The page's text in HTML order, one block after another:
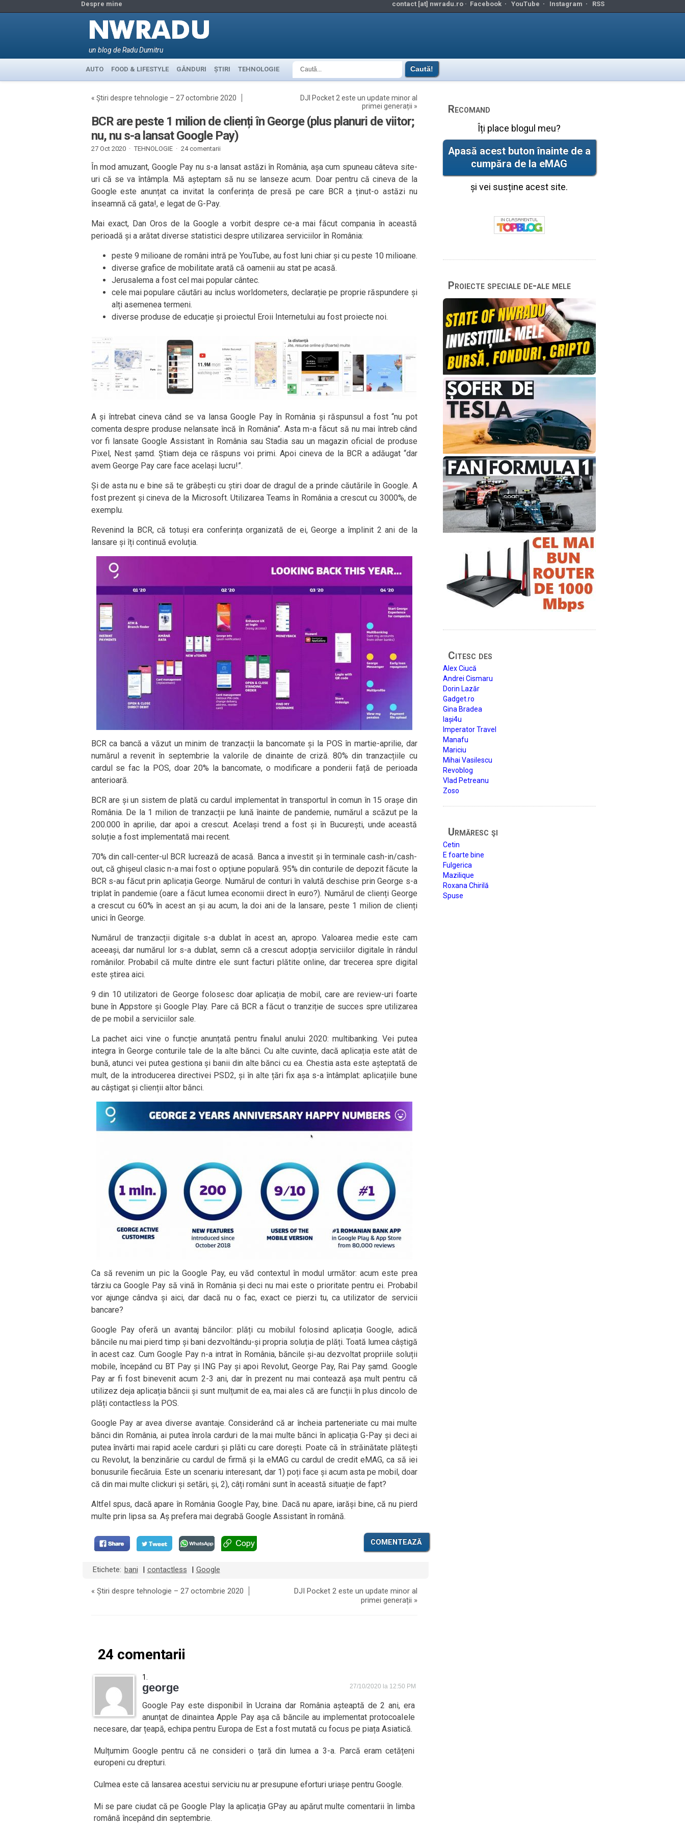
Despre mine contact [at] nwradu.ro · Facebook· YouTube · Instagram · RSS
un blog de Radu Dumitru
AUTO FOOD & LIFESTYLE GÂNDURI ȘTIRI TEHNOLOGIE
« Știri despre tehnologie – 27 octombrie 2020
DJI Pocket 2 este un update minor al
primei generații »
BCR are peste 1 milion de clienți în George (plus planuri de viitor;
nu, nu s-a lansat Google Pay)
27 Oct 2020 · TEHNOLOGIE· 24 comentarii
În mod amuzant, Google Pay nu s-a lansat astăzi în România, așa cum spuneau câteva site-
uri că se va întâmpla. Mă așteptam să nu se lanseze acum. Doar pentru că cineva de la
Google este anunțat ca invitat la conferința de presă pe care BCR a ținut-o astăzi nu
înseamnă că gata!, e legat de G-Pay.
Mai exact, Dan Oros de la Google a vorbit despre ce-a mai făcut compania în această
perioadă și a arătat diverse statistici despre utilizarea serviciilor în România:
peste 9 milioane de români intră pe YouTube, au fost luni chiar și cu peste 10 milioane.
diverse grafice de mobilitate arată că oamenii au stat pe acasă.
Jerusalema a fost cel mai popular cântec.
cele mai populare căutări au inclus worldometers, declarație pe proprie răspundere și
alți asemenea termeni.
diverse produse de educație și proiectul Eroii Internetului au fost proiecte noi.
A și întrebat cineva când se va lansa Google Pay în România și răspunsul a fost “nu pot
comenta despre produse nelansate încă în România”. Asta m-a făcut să nu mai întreb când
vor fi lansate Google Assistant în România sau Stadia sau un magazin oficial de produse
Pixel, Nest șamd. Știam deja ce răspuns voi primi. Apoi cineva de la BCR a adăugat “dar
avem George Pay care face același lucru!”.
Și de asta nu e bine să te grăbești cu știri doar de dragul de a prinde căutările în Google. A
fost prezent și cineva de la Microsoft. Utilizarea Teams în România a crescut cu 3000%, de
exemplu.
Revenind la BCR, că totuși era conferința organizată de ei, George a împlinit 2 ani de la
lansare și îți continuă evoluția.
BCR ca bancă a văzut un minim de tranzacții la bancomate și la POS în martie-aprilie, dar
numărul a revenit în septembrie la valorile de dinainte de criză. 80% din tranzacțiile cu
cardul se fac la POS, doar 20% la bancomate, o modificare a ponderii față de perioada
anterioară.
BCR are și un sistem de plată cu cardul implementat în transportul în comun în 15 orașe din
România. De la 1 milion de tranzacții pe lună înainte de pandemie, numărul a scăzut pe la
200.000 în aprilie, dar apoi a crescut. Același trend a fost și în București, unde această
soluție a fost implementată mai recent.
70% din call-center-ul BCR lucrează de acasă. Banca a investit și în terminale cash-in/cash-
out, că ghișeul clasic n-a mai fost o opțiune populară. 95% din conturile de depozit făcute la
BCR s-au făcut prin aplicația George. Numărul de conturi în valută deschise prin George s-a
triplat în pandemie (oare a făcut lumea economii direct în euro?). Numărul de clienți George
a crescut cu 60% în acest an și au acum, la doi ani de la lansare, peste 1 milion de clienți
unici în George.
Numărul de tranzacții digitale s-a dublat în acest an, apropo. Valoarea medie este cam
aceeași, dar numărul lor s-a dublat, semn că a crescut adopția serviciilor digitale în rândul
românilor. Probabil că multe dintre ele sunt facturi plătite online, dar trecerea spre digital
este știrea aici.
9 din 10 utilizatori de George folosesc doar aplicația de mobil, care are review-uri foarte
bune în Appstore și Google Play. Pare că BCR a făcut o tranziție de succes spre utilizarea
de pe mobil a serviciilor sale.
La pachet aici vine o funcție anunțată pentru finalul anului 2020: multibanking. Vei putea
integra în George conturile tale de la alte bănci. Cu alte cuvinte, dacă aplicația este atât de
bună, atunci vei putea gestiona și banii din alte bănci cu ea. Chestia asta este așteptată de
mult, de la introducerea directivei PSD2, și în alte țări fix așa s-a întâmplat: aplicațiile bune
au câștigat și clienții altor bănci.
Ca să revenim un pic la Google Pay, eu văd contextul în modul următor: acum este prea
târziu ca Google Pay să vină în România și deci nu mai este o prioritate pentru ei. Probabil
vor ajunge cândva și aici, dar dacă nu o fac, exact ce pierzi tu, ca utilizator de servicii
bancare?
Google Pay oferă un avantaj băncilor: plăți cu mobilul folosind aplicația Google, adică
băncile nu mai pierd timp și bani dezvoltându-și propria soluția de plăți. Toată lumea câștigă
în acest caz. Cum Google Pay n-a intrat în România, băncile și-au dezvoltat propriile soluții
mobile, începând cu BT Pay și ING Pay și apoi Revolut, George Pay, Rai Pay șamd. Google
Pay ar fi fost binevenit acum 2-3 ani, dar în prezent nu mai contează așa mult pentru că
utilizez deja aplicația băncii și sunt mulțumit de ea, mai ales că are funcții în plus dincolo de
plăți contactless la POS.
Google Pay ar avea diverse avantaje. Considerând că ar încheia parteneriate cu mai multe
bănci din România, ai putea înrola carduri de la mai multe bănci în aplicația G-Pay și deci ai
putea învârti mai rapid acele carduri și plăti cu care dorești. Poate că în străinătate plătești
cu Revolut, la benzinărie cu cardul de firmă și la eMAG cu cardul de credit eMAG, ca să iei
bonusurile fiecăruia. Este un scenariu interesant, dar 1) poți face și acum asta pe mobil, doar
că din mai multe clickuri și setări, și, 2), câți români sunt în această situație de fapt?
Altfel spus, dacă apare în România Google Pay, bine. Dacă nu apare, iarăși bine, că nu pierd
multe prin lipsa sa. Aș prefera mai degrabă Google Assistant în română.
COMENTEAZĂ
Etichete: bani contactless Google
« Știri despre tehnologie – 27 octombrie 2020
DJI Pocket 2 este un update minor al
primei generații »
24 comentarii
george 27/10/2020 la 12:50 PM
Google Pay este disponibil în Ucraina dar România așteaptă de 2 ani, era
anunțat de dinaintea Apple Pay așa că băncile au implementat protocoalele
necesare, dar țeapă, echipa pentru Europa de Est a fost mutată cu focus pe piața Asiatică.
Mulțumim Google pentru că ne consideri o țară din lumea a 3-a. Parcă eram cetățeni
europeni cu drepturi.
Culmea este că lansarea acestui serviciu nu ar presupune eforturi uriașe pentru Google.
Mi se pare ciudat că pe Google Play la aplicația GPay au apărut multe comentarii în limba
română începând din septembrie.
Recomand
Îți place blogul meu?
Apasă acest buton înainte de a
cumpăra de la eMAG
și vei susține acest site.
Proiecte speciale de-ale mele
Citesc des
Alex Ciucă
Andrei Cismaru
Dorin Lazăr
Gadget.ro
Gina Bradea
Iași4u
Imperator Travel
Manafu
Mariciu
Mihai Vasilescu
Revoblog
Vlad Petreanu
Zoso
Urmăresc şi
Cetin
E foarte bine
Fulgerica
Mazilique
Roxana Chirilă
Spuse